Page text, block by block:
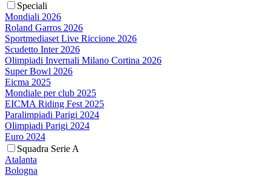
Speciali
Mondiali 2026
Roland Garros 2026
Sportmediaset Live Riccione 2026
Scudetto Inter 2026
Olimpiadi Invernali Milano Cortina 2026
Super Bowl 2026
Eicma 2025
Mondiale per club 2025
EICMA Riding Fest 2025
Paralimpiadi Parigi 2024
Olimpiadi Parigi 2024
Euro 2024
Squadra Serie A
Atalanta
Bologna